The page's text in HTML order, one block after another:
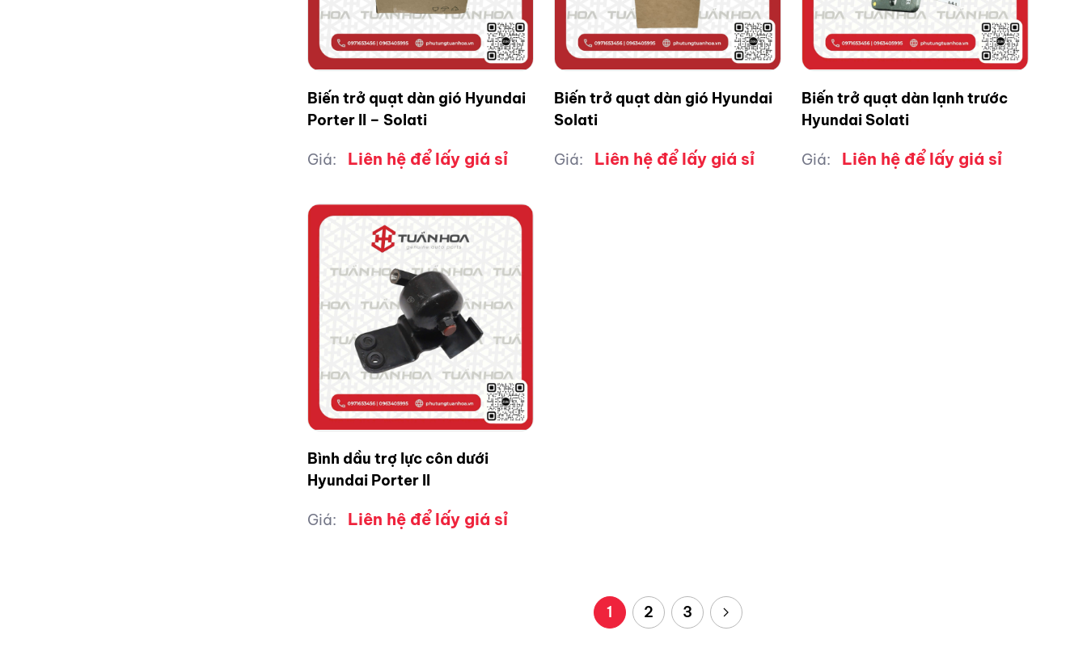
Biến trở quạt dàn gió Hyundai
Porter II – Solati
Giá: Liên hệ để lấy giá sỉ
Biến trở quạt dàn gió Hyundai
Solati
Giá: Liên hệ để lấy giá sỉ
Biến trở quạt dàn lạnh trước
Hyundai Solati
Giá: Liên hệ để lấy giá sỉ
Bình dầu trợ lực côn dưới
Hyundai Porter II
Giá: Liên hệ để lấy giá sỉ
1 2 3